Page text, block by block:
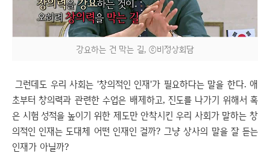
강요하는 건 막는 길, ⓒ비정상회담
그런데도 우리 사회는 '창의적인 인재'가 필요하다는 말을 한다. 애
초부터 창의력과 관련한 수업은 배제하고, 진도를 나가기 위해서 혹
은 시험 성적을 높이기 위한 제도만 안착시킨 우리 사회가 말하는 창
의적인 인재는 도대체 어떤 인재인 걸까? 그냥 상사의 말을 잘 듣는
인재가 아닐까?